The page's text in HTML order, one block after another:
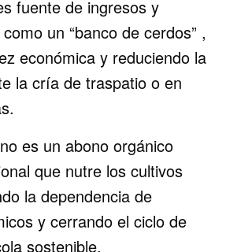
fuente de ingresos y
un “banco de cerdos” ,
económica y reduciendo la
la cría de traspatio o en
es un abono orgánico
que nutre los cultivos
la dependencia de
y cerrando el ciclo de
sostenible.